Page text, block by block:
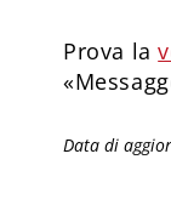
Prova la
Data di